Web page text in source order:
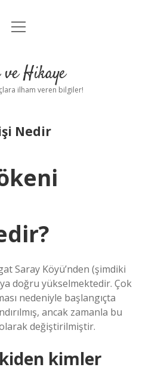
Anasayfa
Uyarı
menüyü
ve Hikaye
ilham veren bilgiler!
Nedir
Saray Köyü’nden (şimdiki
doğru yükselmektedir. Çok
nedeniyle başlangıçta
ancak zamanla bu
değiştirilmiştir.
kimler